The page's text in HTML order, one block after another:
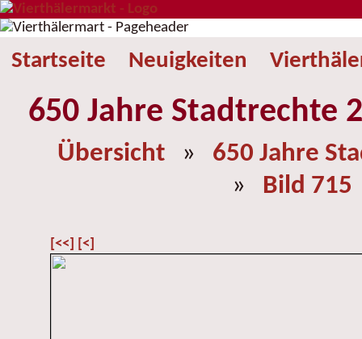
Startseite Neuigkeiten
650 Jahre Stadtrechte
Übersicht » 650 Jahre
» Bild 715
[<<] [<]